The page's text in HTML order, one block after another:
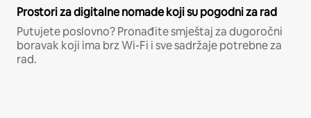
Prostori za digitalne nomade koji su pogodni za rad
Putujete poslovno? Pronađite smještaj za dugoročni
boravak koji ima brz Wi-Fi i sve sadržaje potrebne za
rad.